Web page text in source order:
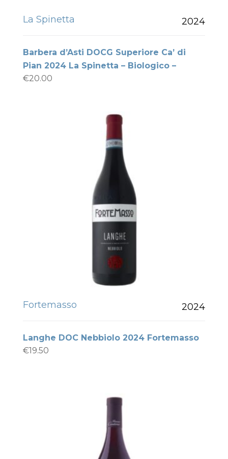
La Spinetta 2024
Barbera d’Asti DOCG Superiore Ca’ di
Pian 2024 La Spinetta – Biologico –
€20.00
Fortemasso 2024
Langhe DOC Nebbiolo 2024 Fortemasso
€19.50